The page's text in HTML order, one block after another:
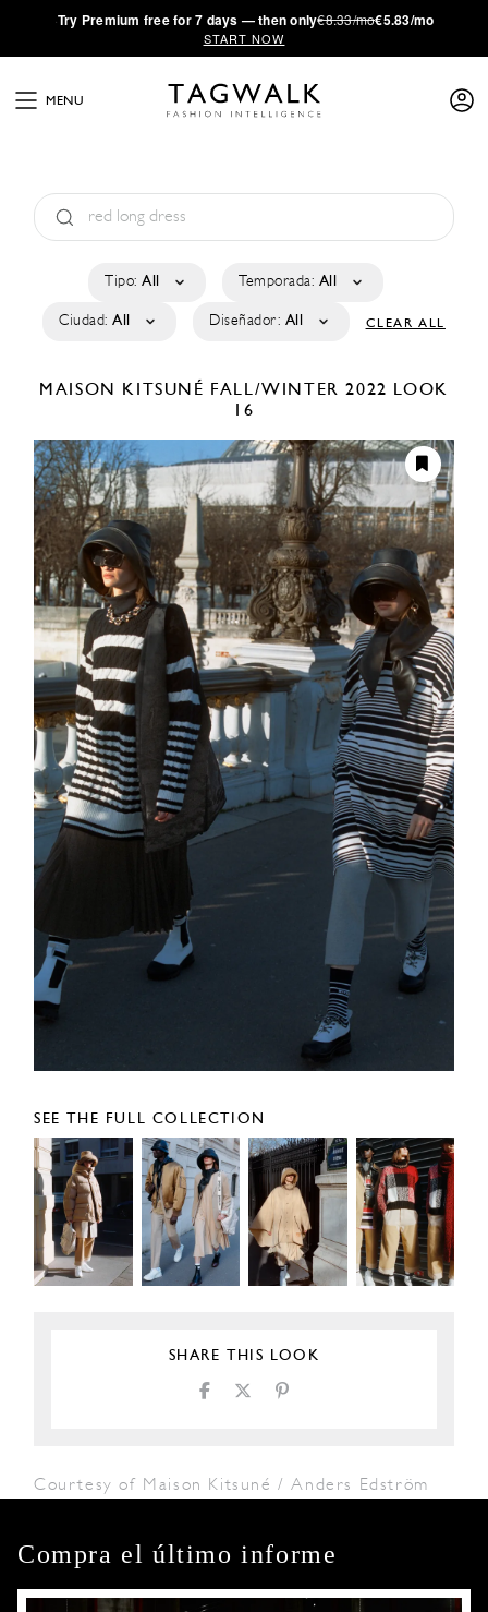
·Try Premium free for 7 days — then only€8.33/mo€5.83/mo
START NOW
MENU
Tipo: All Temporada: All
Ciudad: All Diseñador: All CLEAR ALL
MAISON KITSUNÉ FALL/WINTER 2022 LOOK
16
SEE THE FULL COLLECTION
SHARE THIS LOOK
Courtesy of Maison Kitsuné / Anders Edström
Compra el último informe